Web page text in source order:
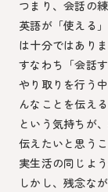
つまり、会話の
英語が「使える
は十分ではあり
すなわち「会話
やり取りを行う
んなことを伝え
という気持ちが
伝えたいと思う
実生活の同じよ
しかし、残念な